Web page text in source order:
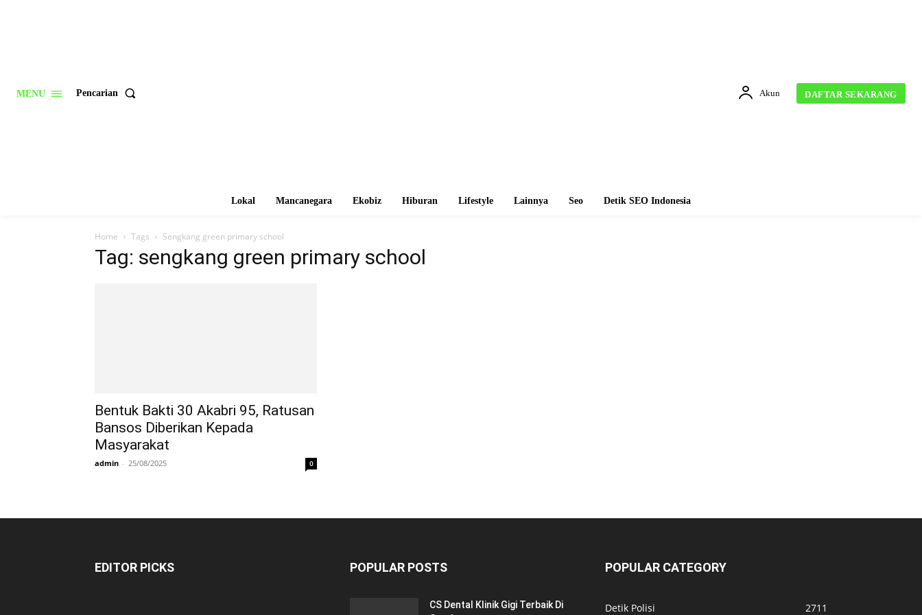
MENU Pencarian Akun DAFTAR SEKARANG
Lokal Mancanegara Ekobiz Hiburan Lifestyle Lainnya Seo Detik SEO Indonesia
Home Tags Sengkang green primary school
Tag: sengkang green primary school
Bentuk Bakti 30 Akabri 95, Ratusan
Bansos Diberikan Kepada
Masyarakat
admin - 25/08/2025 0
EDITOR PICKS POPULAR POSTS
CS Dental Klinik Gigi Terbaik Di
POPULAR CATEGORY
Detik Polisi 2711